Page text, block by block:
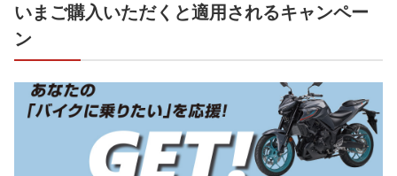
いまご購入いただくと適用されるキャンペー
ン